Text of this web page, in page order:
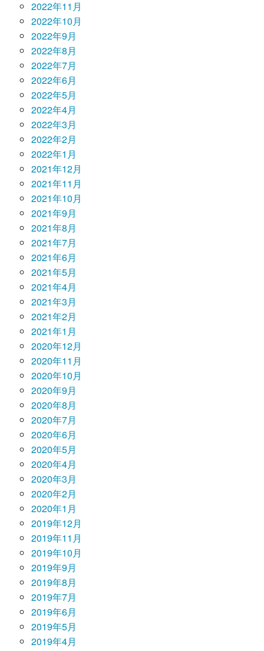
2022年11月
2022年10月
2022年9月
2022年8月
2022年7月
2022年6月
2022年5月
2022年4月
2022年3月
2022年2月
2022年1月
2021年12月
2021年11月
2021年10月
2021年9月
2021年8月
2021年7月
2021年6月
2021年5月
2021年4月
2021年3月
2021年2月
2021年1月
2020年12月
2020年11月
2020年10月
2020年9月
2020年8月
2020年7月
2020年6月
2020年5月
2020年4月
2020年3月
2020年2月
2020年1月
2019年12月
2019年11月
2019年10月
2019年9月
2019年8月
2019年7月
2019年6月
2019年5月
2019年4月